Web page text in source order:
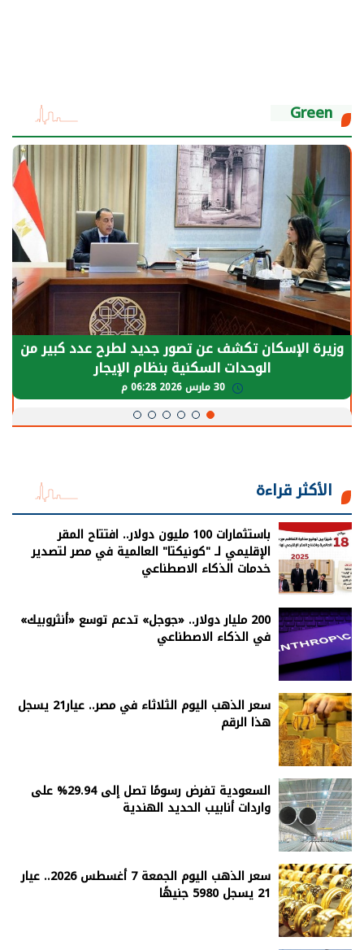
Green
الرئيس السيسي: توقف الأنشطة في قطاع الطاقة
يحتاج إلى سنوات لعودة معدلات الإنتاج الطبيعية
الأكثر قراءة
باستثمارات 100 مليون دولار.. افتتاح المقر
الإقليمي لـ "كونيكتا" العالمية في مصر لتصدير
خدمات الذكاء الاصطناعي
200 مليار دولار.. «جوجل» تدعم توسع «أنثروبيك»
في الذكاء الاصطناعي
سعر الذهب اليوم الثلاثاء في مصر.. عيار21 يسجل
هذا الرقم
السعودية تفرض رسومًا تصل إلى 29.94% على
واردات أنابيب الحديد الهندية
سعر الذهب اليوم الجمعة 7 أغسطس 2026.. عيار
21 يسجل 5980 جنيهًا